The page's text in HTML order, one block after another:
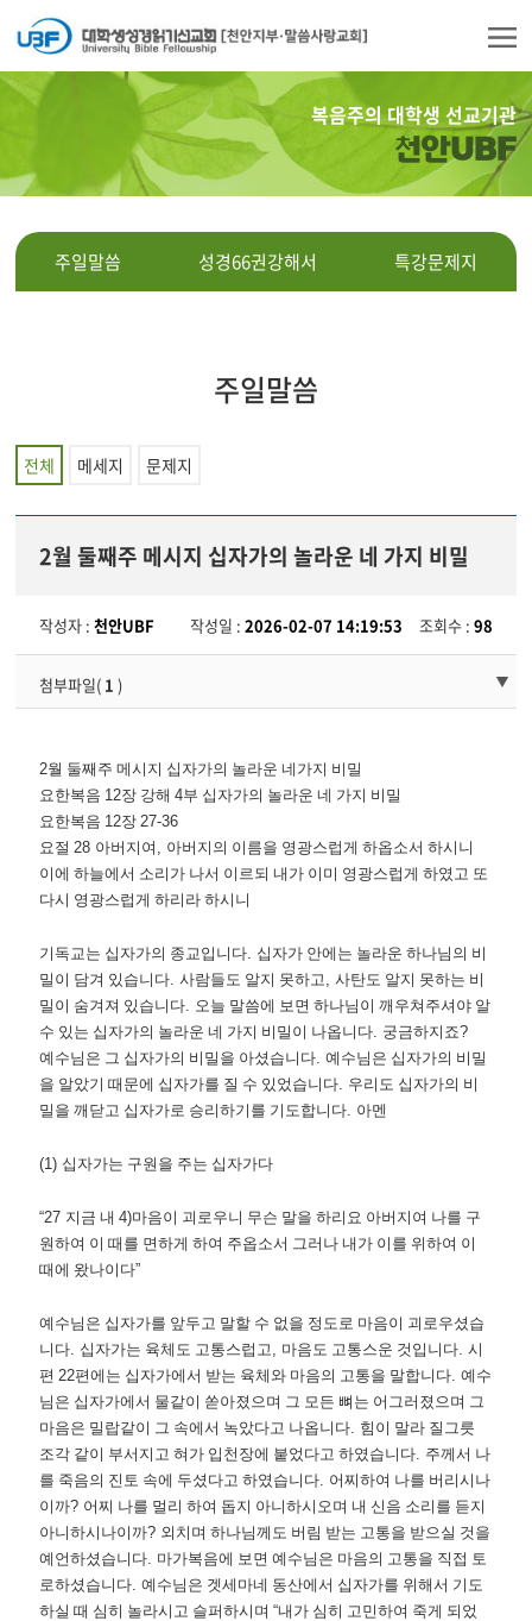
복음주의 대학생 선교기관
천안UBF
주일말씀 성경66권강해서 특강문제지
주일말씀
전체 메세지 문제지
2월 둘째주 메시지 십자가의 놀라운 네 가지 비밀
작성자 :천안UBF 작성일 :2026-02-07 14:19:53 조회수 : 98
첨부파일( 1 )
2월 둘째주 메시지 십자가의 놀라운 네가지 비밀
요한복음 12장 강해4부 십자가의 놀라운 네 가지 비밀
요한복음 12장27-36
요절28 아버지여 , 아버지의 이름을 영광스럽게 하옵소서 하시니
이에 하늘에서 소리가 나서 이르되 내가 이미 영광스럽게 하였고 또
다시 영광스럽게 하리라 하시니
기독교는 십자가의 종교입니다. 십자가 안에는 놀라운 하나님의 비
밀이 담겨 있습니다.사람들도 알지 못하고,사탄도 알지 못하는 비
밀이 숨겨져 있습니다. 오늘 말씀에 보면 하나님이 깨우쳐주셔야 알
수 있는 십자가의 놀라운 네 가지 비밀이 나옵니다. 궁금하지죠?
예수님은 그 십자가의 비밀을 아셨습니다.예수님은 십자가의 비밀
을 알았기 때문에 십자가를 질 수 있었습니다. 우리도 십자가의 비
밀을 깨닫고 십자가로 승리하기를 기도합니다. 아멘
(1) 십자가는 구원을 주는 십자가다
“27 지금 내4)마음이 괴로우니 무슨 말을 하리요 아버지여 나를 구
원하여 이 때를 면하게 하여 주옵소서 그러나 내가 이를 위하여 이
때에 왔나이다”
예수님은 십자가를 앞두고 말할 수 없을 정도로 마음이 괴로우셨습
니다. 십자가는 육체도 고통스럽고, 마음도 고통스운 것입니다.시
편22편에는 십자가에서 받는 육체와 마음의 고통을 말합니다.예수
님은 십자가에서 물같이 쏟아졌으며 그 모든 뼈는 어그러졌으며 그
마음은 밀랍같이 그 속에서 녹았다고 나옵니다. 힘이 말라 질그릇
조각 같이 부서지고 혀가 입천장에 붙었다고 하였습니다. 주께서 나
를 죽음의 진토 속에 두셨다고 하였습니다. 어찌하여 나를 버리시나
이까? 어찌 나를 멀리 하여 돕지 아니하시오며 내 신음 소리를 듣지
아니하시나이까? 외치며 하나님께도 버림 받는 고통을 받으실 것을
예언하셨습니다. 마가복음에 보면 예수님은 마음의 고통을 직접 토
로하셨습니다.예수님은 겟세마네 동산에서 십자가를 위해서 기도
하실 때 심히 놀라시고 슬퍼하시며“내가 심히 고민하여 죽게 되었